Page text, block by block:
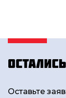
Оставьте